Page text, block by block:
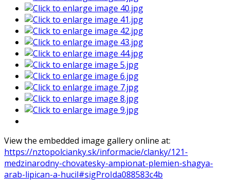
View the embedded image gallery online at:
https://nztopolcianky.sk/informacie/clanky/121-
medzinarodny-chovatesky-ampionat-plemien-shagya-
arab-lipican-a-hucil#sigProIda088583c4b